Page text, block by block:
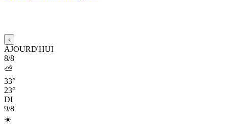
‹
AJOURD'HUI
8/8
⛅
33°
23°
DI
9/8
☀️